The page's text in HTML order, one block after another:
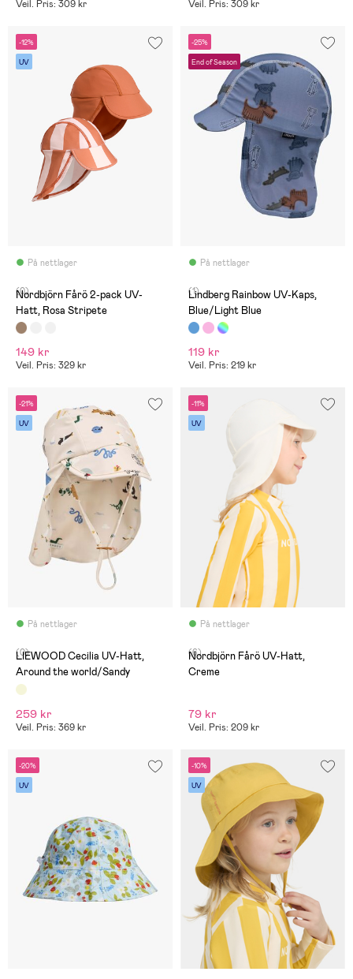
Veil. Pris: 309 kr Veil. Pris: 309 kr
-12%
UV
På nettlager
(0)
Nordbjörn Fårö 2-pack UV-
Hatt, Rosa Stripete
149 kr
Veil. Pris: 329 kr
-25%
End of Season
På nettlager
(1)
Lindberg Rainbow UV-Kaps,
Blue/Light Blue
119 kr
Veil. Pris: 219 kr
-21%
UV
På nettlager
(0)
LIEWOOD Cecilia UV-Hatt,
Around the world/Sandy
259 kr
Veil. Pris: 369 kr
-11%
UV
På nettlager
(6)
Nordbjörn Fårö UV-Hatt,
Creme
79 kr
Veil. Pris: 209 kr
-20%
UV
-10%
UV